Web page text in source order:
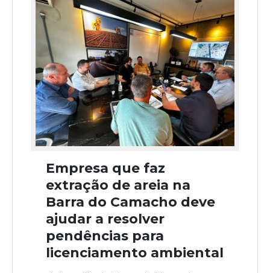
Empresa que faz
extração de areia na
Barra do Camacho deve
ajudar a resolver
pendências para
licenciamento ambiental